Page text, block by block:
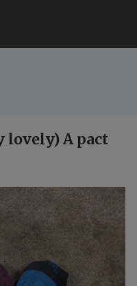
lovely) A pact